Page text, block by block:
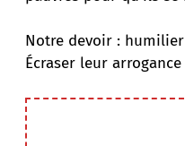
Notre devoir :
Écraser leur